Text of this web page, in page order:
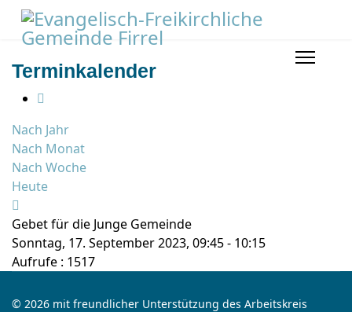
Terminkalender
Nach Jahr
Nach Monat
Nach Woche
Heute
Gebet für die Junge Gemeinde
Sonntag, 17. September 2023, 09:45 - 10:15
Aufrufe : 1517
© 2026 mit freundlicher Unterstützung des Arbeitskreis